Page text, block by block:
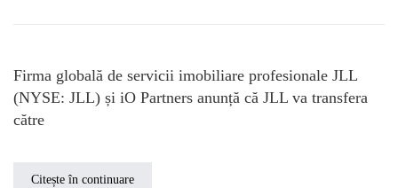
Firma globală de servicii imobiliare profesionale JLL
(NYSE: JLL) și iO Partners anunță că JLL va transfera
către
Citește în continuare